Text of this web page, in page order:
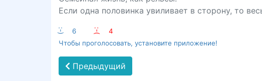
Если одна половинка увиливает в сторону, то
:-) 6 :-(
4
Чтобы проголосовать, установите приложение!
Предыдущий